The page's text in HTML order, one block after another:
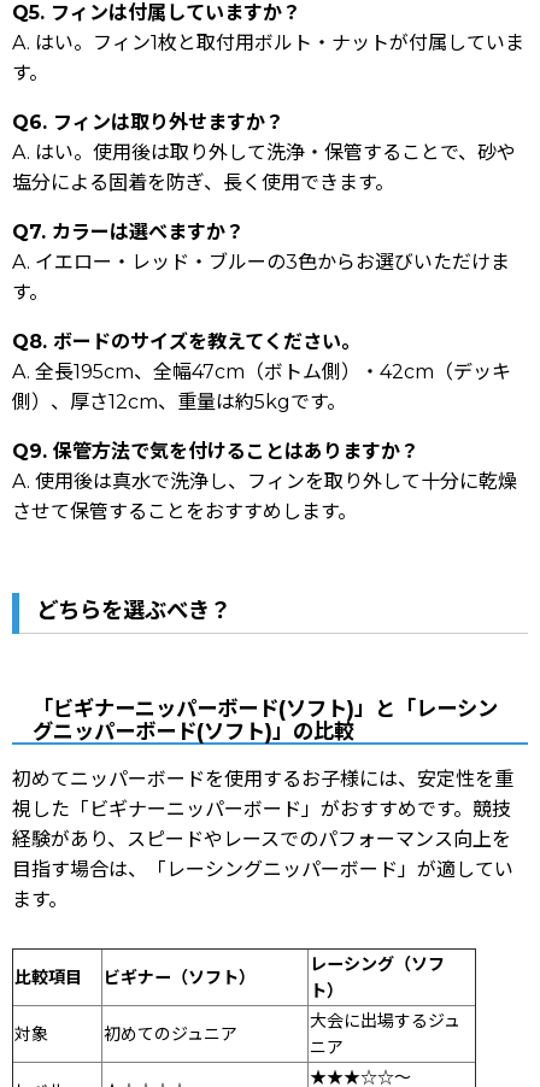
Q5. フィンは付属していますか？
A. はい。フィン1枚と取付用ボルト・ナットが付属していま
す。
Q6. フィンは取り外せますか？
A. はい。使用後は取り外して洗浄・保管することで、砂や
塩分による固着を防ぎ、長く使用できます。
Q7. カラーは選べますか？
A. イエロー・レッド・ブルーの3色からお選びいただけま
す。
Q8. ボードのサイズを教えてください。
A. 全長195cm、全幅47cm（ボトム側）・42cm（デッキ
側）、厚さ12cm、重量は約5kgです。
Q9. 保管方法で気を付けることはありますか？
A. 使用後は真水で洗浄し、フィンを取り外して十分に乾燥
させて保管することをおすすめします。
どちらを選ぶべき？
「ビギナーニッパーボード(ソフト)」と「レーシン
グニッパーボード(ソフト)」の比較
初めてニッパーボードを使用するお子様には、安定性を重
視した「ビギナーニッパーボード」がおすすめです。競技
経験があり、スピードやレースでのパフォーマンス向上を
目指す場合は、「レーシングニッパーボード」が適してい
ます。
比較項目 ビギナー（ソフト）
レーシング（ソフ
ト）
対象
初めてのジュニア
大会に出場するジュ
ニア
★★★☆☆〜